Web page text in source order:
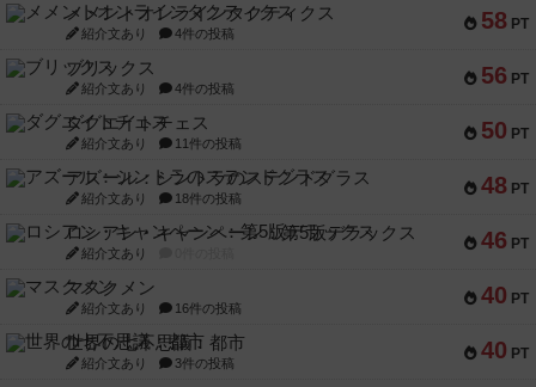
58 PT
メメントオンラインタクティクス
紹介文あり 4件の投稿
56 PT
ブリックス
紹介文あり 4件の投稿
50 PT
ダグエイトチェス
紹介文あり 11件の投稿
48 PT
アズール：シントラのステンドグラス
紹介文あり 18件の投稿
46 PT
ロシアン・キャンペーン：第5版デラックス
紹介文あり
40 PT
マスクメン
紹介文あり 16件の投稿
40 PT
世界の七不思議：都市
紹介文あり 3件の投稿